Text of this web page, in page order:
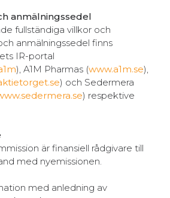
anmälningssedel
fullständiga villkor och
anmälningssedel finns
IR-portal
), A1M Pharmas (www.a1m.se),
) och Sedermera
) respektive
är finansiell rådgivare till
med nyemissionen.
med anledning av